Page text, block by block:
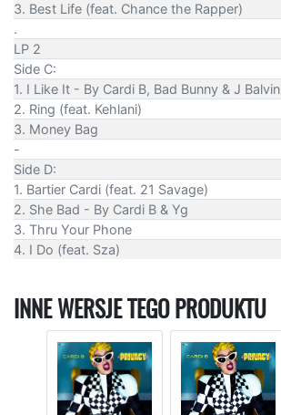
3. Best Life (feat. Chance the Rapper)
.
LP 2
Side C:
1. I Like It - By Cardi B, Bad Bunny & J Balvin
2. Ring (feat. Kehlani)
3. Money Bag
-
Side D:
1. Bartier Cardi (feat. 21 Savage)
2. She Bad - By Cardi B & Yg
3. Thru Your Phone
4. I Do (feat. Sza)
INNE WERSJE TEGO PRODUKTU